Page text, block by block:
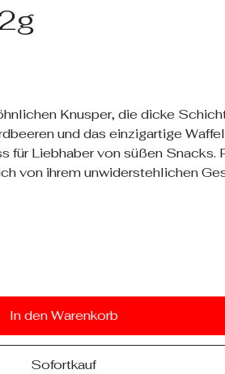
Knusper, die dicke
und das einzigartige
für Liebhaber von süßen Snacks.
von ihrem unwiderstehlichen
In den Warenkorb
Sofortkauf